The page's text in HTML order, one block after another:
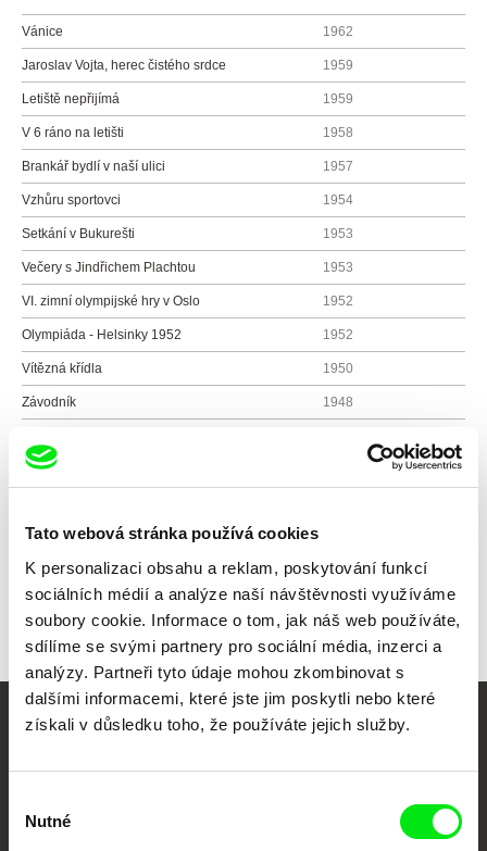
Tato webová stránka používá cookies
K personalizaci obsahu a reklam, poskytování funkcí
sociálních médií a analýze naší návštěvnosti využíváme
soubory cookie. Informace o tom, jak náš web používáte,
sdílíme se svými partnery pro sociální média, inzerci a
analýzy. Partneři tyto údaje mohou zkombinovat s
dalšími informacemi, které jste jim poskytli nebo které
získali v důsledku toho, že používáte jejich služby.
souhlasu
Nutné
Vánice 1962
Jaroslav Vojta, herec čistého srdce 1959
Letiště nepřijímá 1959
V 6 ráno na letišti 1958
Brankář bydlí v naší ulici 1957
Vzhůru sportovci 1954
Setkání v Bukurešti 1953
Večery s Jindřichem Plachtou 1953
VI. zimní olympijské hry v Oslo 1952
Olympiáda - Helsinky 1952 1952
Vítězná křídla 1950
Závodník 1948
Všichni režiséři
Vaše online
dokumentární kino